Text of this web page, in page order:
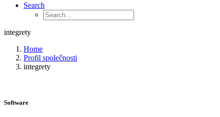
Search
integrety
Home
Profil společnosti
integrety
Software